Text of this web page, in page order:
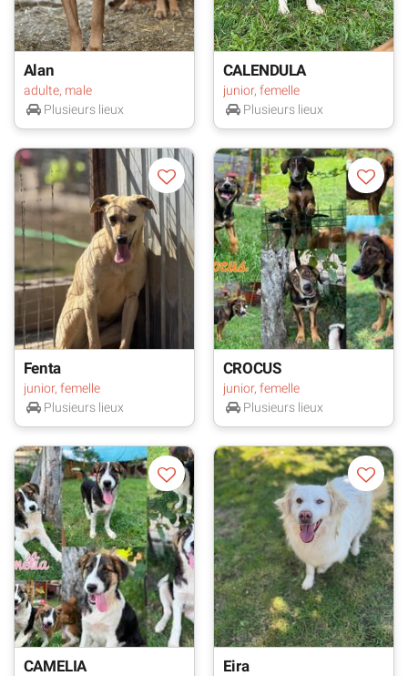
Alan
adulte, male
Plusieurs lieux
CALENDULA
junior, femelle
Plusieurs lieux
Fenta
junior, femelle
Plusieurs lieux
CROCUS
junior, femelle
Plusieurs lieux
CAMELIA Eira